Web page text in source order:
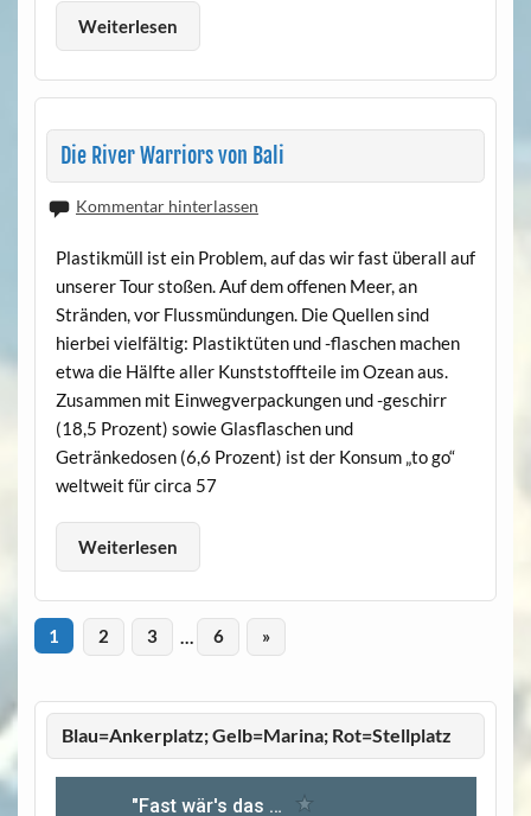
Weiterlesen
Die River Warriors von Bali
Kommentar hinterlassen
Plastikmüll ist ein Problem, auf das wir fast überall auf
unserer Tour stoßen. Auf dem offenen Meer, an
Stränden, vor Flussmündungen. Die Quellen sind
hierbei vielfältig: Plastiktüten und -flaschen machen
etwa die Hälfte aller Kunststoffteile im Ozean aus.
Zusammen mit Einwegverpackungen und -geschirr
(18,5 Prozent) sowie Glasflaschen und
Getränkedosen (6,6 Prozent) ist der Konsum „to go“
weltweit für circa 57
Weiterlesen
1 2 3 6 »
Blau=Ankerplatz; Gelb=Marina; Rot=Stellplatz